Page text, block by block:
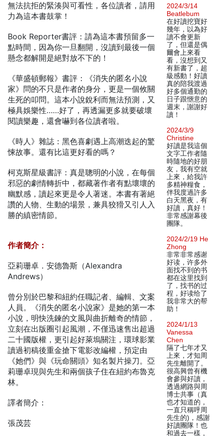
無法抗拒的緊湊與可看性，各位讀者，請用
力為這本書鼓掌！
Book Reporter書評：請為這本書預留多一
點時間，因為你一旦翻開，沒讀到最後一個
懸念都解開是絕對放不下的！
《華盛頓郵報》書評：《消失的匿名小說
家》問的不只是作者的身分，更是一個攸關
生死的叩問。這本小說銳利而無法預測，又
極具娛樂性……好了，再透漏更多就要破壞
閱讀樂趣，還會嚇到各位讀者啦。
《時人》雜誌：黑色喜劇遇上高潮迭起的驚
悚故事。還有比這更好看的嗎？
柯克斯星級書評：真是聰明的小說，在每個
邪惡的劇情轉折中，都藏著作者有點壞壞的
幽默感，讀起來更是令人著迷。本書有著絕
讚的人物、生動的場景，兼具狡猾又引人入
勝的縝密情節。
作者簡介：
亞莉珊卓．安德魯斯（Alexandra
Andrews）
曾分別於巴黎和紐約任職記者、編輯、文案
人員。《消失的匿名小說家》是她的第一本
小說，明快洗鍊的文風與曲折離奇的情節，
立刻在出版圈引起風潮，不僅迅速售出超過
二十國版權，更引起好萊塢關注，環球影業
讀過初稿後重金搶下電影改編權，預定由
《她們》與《玩命關頭》知名製片操刀。亞
莉珊卓現與先生和兩個孩子住在紐約布魯克
林。
譯者簡介：
張茂芸
2024/3/14
Beatlebum
在好讀挖寶好
幾年，以為好
讀不會更新
了，但還是偶
爾會上來看
看，沒想到又
有新書了，超
級感動！好讀
真的陪我渡過
好多個通勤的
日子跟愜意的
週末，謝謝好
讀！
2024/3/9
Christine
好讀是我這個
文字工作者隨
時隨地的好朋
友，我有空就
上來，給我許
多精神糧食，
伴我度過許多
白天黑夜，有
好讀，真好！
非常感謝幕後
團隊。
2024/2/19 He
Zhong
非常非常感谢
好读，许多外
面找不到的书
都在这里找到
了，找书的过
程，好读给了
我非常大的帮
助！
2024/1/13
Vanessa
Chen
隔了七年才又
上來，才知周
先生離開了。
很高興曾有機
會參與好讀，
透過網路與周
博士共事（真
也才知道的，
一直只稱呼周
先生的)，感謝
好讀團隊！也
和過去一樣，